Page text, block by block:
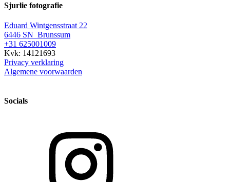
Sjurlie fotografie
Eduard Wintgensstraat 22
6446 SN Brunssum
+31 625001009
Kvk: 14121693
Privacy verklaring
Algemene voorwaarden
Socials